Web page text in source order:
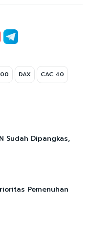
DAX CAC 40
Sudah Dipangkas,
Pemenuhan